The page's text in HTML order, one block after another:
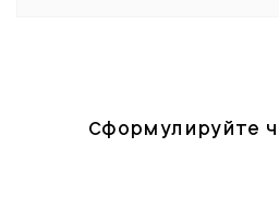
Сформулируйте